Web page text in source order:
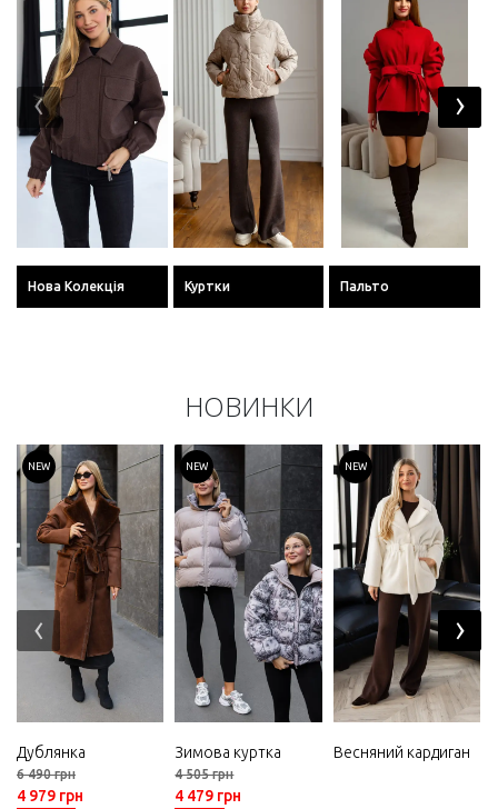
Нова Колекція Куртки Пальто
‹ ›
НОВИНКИ
NEW
Дублянка
6 490 грн
4 979 грн
NEW
Зимова куртка
4 505 грн
4 479 грн
NEW
Весняний кардиган
‹ ›